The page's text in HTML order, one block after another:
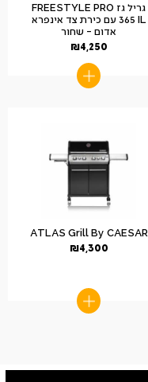
גריל גז FREESTYLE PRO
365 IL עם כירת צד אינפרא
אדום – שחור
₪4,250
ATLAS Grill By CAESAR
₪4,300